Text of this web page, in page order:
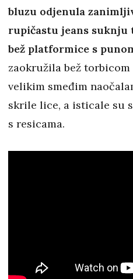
bluzu odjenula
rupičastu jeans
bež platformice s
zaokružila bež torbicom
velikim smeđim
skrile lice, a isticale su
s resicama.